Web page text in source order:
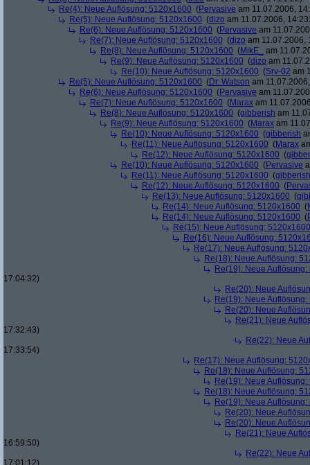
Re(4): Neue Auflösung: 5120x1600 (Pervasive am 11.07.2006,
Re(5): Neue Auflösung: 5120x1600 (dizo am 11.07.2006,
Re(6): Neue Auflösung: 5120x1600 (Pervasive am
Re(7): Neue Auflösung: 5120x1600 (dizo am 11.07.2006,
Re(8): Neue Auflösung: 5120x1600 (MikE_
am
Re(9): Neue Auflösung: 5120x1600 (dizo am
Re(10): Neue Auflösung: 5120x1600 (Srv-02 am
Re(5): Neue Auflösung: 5120x1600 (Dr. Watson am
Re(6): Neue Auflösung: 5120x1600 (Pervasive am
Re(7): Neue Auflösung: 5120x1600 (Marax am
Re(8): Neue Auflösung: 5120x1600 (gibberish am
Re(9): Neue Auflösung: 5120x1600 (Marax am
Re(10): Neue Auflösung: 5120x1600 (gibberish
Re(11): Neue Auflösung: 5120x1600 (Marax
Re(12): Neue Auflösung: 5120x1600 (
Re(10): Neue Auflösung: 5120x1600 (Pervasive
Re(11): Neue Auflösung: 5120x1600 (gibberish
Re(12): Neue Auflösung: 5120x1600 (
Re(13): Neue Auflösung: 5120x1600 (
Re(14): Neue Auflösung: 5120x1600 (
Re(14): Neue Auflösung: 5120x1600 (
Re(15): Neue Auflösung: 5120x1600
Re(16): Neue Auflösung:
Re(17): Neue Auflösung:
Re(18): Neue Auflösung:
Re(19): Neue
17:04:32)
Re(20): Neue
Re(19): Neue
Re(20): Neue
Re(21): Neue
17:32:43)
Re(22): Neue
17:33:54)
Re(17): Neue Auflösung:
Re(18): Neue Auflösung:
Re(19): Neue
Re(18): Neue Auflösung:
Re(19): Neue
Re(20): Neue
Re(20): Neue
Re(21): Neue
16:59:50)
Re(22): Neue
17:01:12)